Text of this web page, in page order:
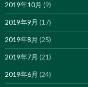
2019年10月 (9)
2019年9月 (17)
2019年8月 (25)
2019年7月 (21)
2019年6月 (24)